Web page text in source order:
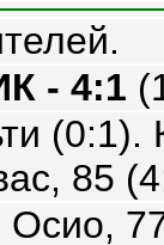
- 4:1
85